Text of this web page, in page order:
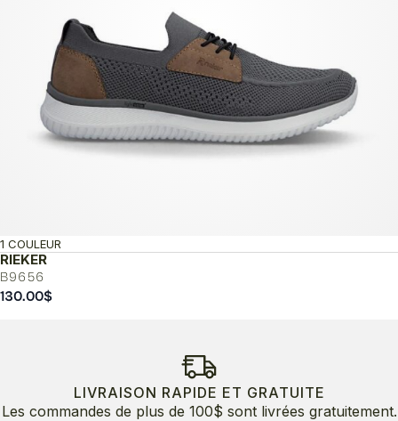
RIEKER
B9656
1 COULEUR
130.00$
LIVRAISON RAPIDE ET GRATUITE
Les commandes de plus de 100$ sont livrées gratuitement.